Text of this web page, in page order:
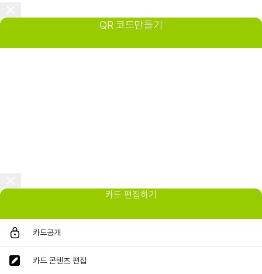
QR 코드만들기
카드 편집하기
카드공개
카드 콘텐츠 편집